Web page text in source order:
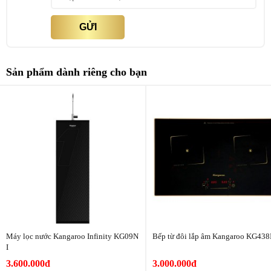
Máy lọc nước Hydrogen Kangaroo KG11A8 thế hệ mới 2024 được
trang bị hệ lõi siêu lọc 11 lõi vượt trội, gấp đôi Hydrogen và khoáng
Lõi 1 (PP 5 micro): Loại bỏ chất bẩn, bùn đất, gỉ sét có kích
thước trên 5 micron
Lõi 2 (GAC): khử mùi, chất hữu cơ, thuốc trừ sâu, thuốc bảo
vệ thực vật, kim loại nặng, dư lượng Clo dư trong nước
Lõi 3 (PP 1 micron): Loại bỏ chất bẩn, bùn đất, gỉ sét có kích
Lõi 4 (RO 100G): Loại bỏ 99,9% vi khuẩn, virus, kim loại
Lõi 5 (Fir+): Chia tách các phân tử nước thành cụm phân tử
nhỏ giúp cơ thể dễ dàng hấp thu nước.
Lõi 6 (OrpH+): Giúp đưa Orp của nước về gần mức cân bằng
của cơ thể, bổ sung khoáng chất và loại bỏ các tác nhân oxy
GỬI
Sản phẩm dành riêng cho bạn
Máy lọc nước Kangaroo Infinity KG09N
I
3.600.000đ
Bếp từ đôi lắp âm Kangaroo
3.000.000đ